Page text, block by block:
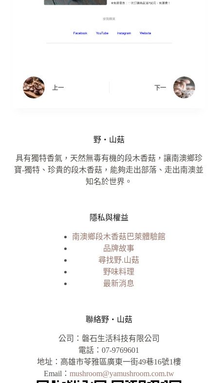
上一 下一
野‧山菇
具有獨特香氣，天然無毒有機的段木香菇，讓南澳鄉珍
寶-獨特、珍貴的段木香菇，能夠走出部落、走出南澳並
知名於世界。
隱私與權益
南澳鄉段木香菇巴萊體驗館
品牌故事
尋找野.山菇
野味料理
最新消息
聯絡野‧山菇
公司：磐石生活科技有限公司
電話：07-9769601
地址：高雄市苓雅區廣東一街49巷16號1樓
Email： mushroom@yamushroom.com.tw